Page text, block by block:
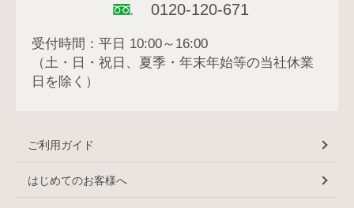
0120-120-671
受付時間：平日 10:00～16:00
（土・日・祝日、夏季・年末年始等の当社休業
日を除く）
ご利用ガイド
はじめてのお客様へ